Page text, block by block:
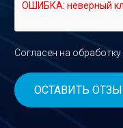
Согласен на обработку